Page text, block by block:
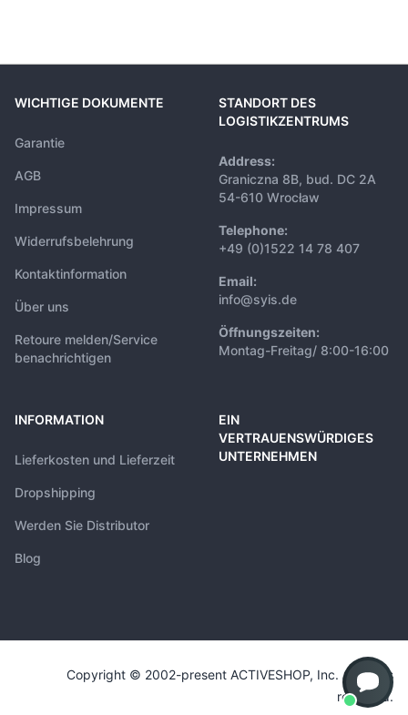
WICHTIGE DOKUMENTE
Garantie
AGB
Impressum
Widerrufsbelehrung
Kontaktinformation
Über uns
Retoure melden/Service
benachrichtigen
STANDORT DES
LOGISTIKZENTRUMS
Address:
Graniczna 8B, bud. DC 2A
54-610 Wrocław
Telephone:
+49 (0)1522 14 78 407
Email:
info@syis.de
Öffnungszeiten:
Montag-Freitag/ 8:00-16:00
INFORMATION
Lieferkosten und Lieferzeit
Dropshipping
Werden Sie Distributor
Blog
EIN
VERTRAUENSWÜRDIGES
UNTERNEHMEN
Copyright © 2002-present ACTIVESHOP, Inc. All rights
reserved.